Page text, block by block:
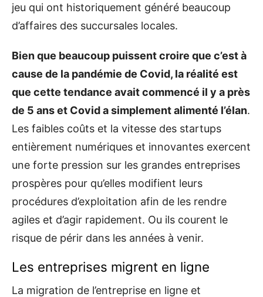
jeu qui ont historiquement généré beaucoup
d’affaires des succursales locales.
Bien que beaucoup puissent croire que c’est à
cause de la pandémie de Covid, la réalité est
que cette tendance avait commencé il y a près
de 5 ans et Covid a simplement alimenté l’élan.
Les faibles coûts et la vitesse des startups
entièrement numériques et innovantes exercent
une forte pression sur les grandes entreprises
prospères pour qu’elles modifient leurs
procédures d’exploitation afin de les rendre
agiles et d’agir rapidement. Ou ils courent le
risque de périr dans les années à venir.
Les entreprises migrent en ligne
La migration de l’entreprise en ligne et